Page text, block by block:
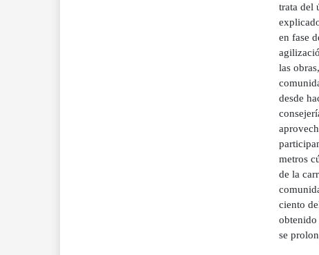
trata del
en fase
las
desde
metros
de la
ciento
obtenido
se